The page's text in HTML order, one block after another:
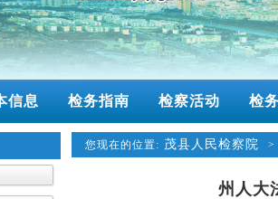
信息 检务指南 检察活动 检
您现在的位置: 茂县人民检察院
州人大